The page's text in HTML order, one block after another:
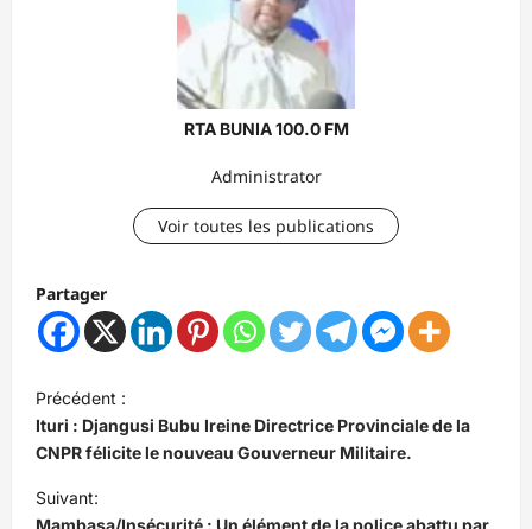
RTA BUNIA 100.0 FM
Administrator
Voir toutes les publications
Partager
N
a
v
i
Précédent :
Ituri : Djangusi Bubu Ireine Directrice Provinciale de la
CNPR félicite le nouveau Gouverneur Militaire.
Suivant: